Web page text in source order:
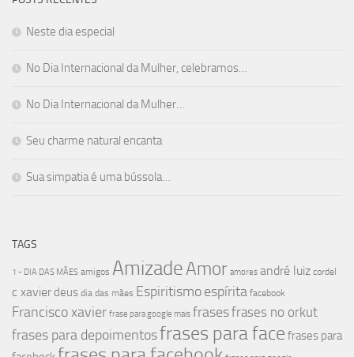
Neste dia especial
No Dia Internacional da Mulher, celebramos…
No Dia Internacional da Mulher…
Seu charme natural encanta
Sua simpatia é uma bússola…
TAGS
1 - DIA DAS MÃES amigos AmizadeAmor amores andré luiz cordel
c xavier deus dia das mães Espiritismoespírita facebook
Francisco xavier frase para google mais frasesfrases no orkut
frases para depoimentosfrases para face frases para